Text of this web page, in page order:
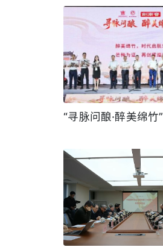
“寻脉问酿·醉美绵竹”